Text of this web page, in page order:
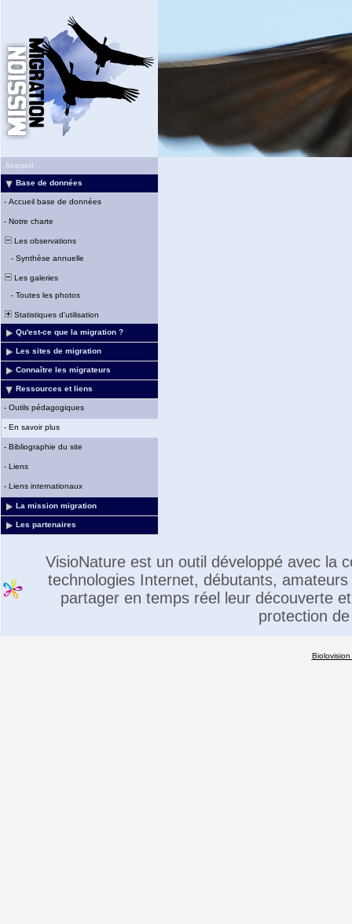
Accueil
Base de données
- Accueil base de données
- Notre charte
Les observations
- Synthèse annuelle
Les galeries
- Toutes les photos
Statistiques d'utilisation
Qu'est-ce que la migration ?
Les sites de migration
Connaître les migrateurs
Ressources et liens
- Outils pédagogiques
- En savoir plus
- Bibliographie du site
- Liens
- Liens internationaux
La mission migration
Les partenaires
VisioNature est un outil développé avec la
technologies Internet, débutants,
partager en temps réel leur découverte
protection
Biolovision